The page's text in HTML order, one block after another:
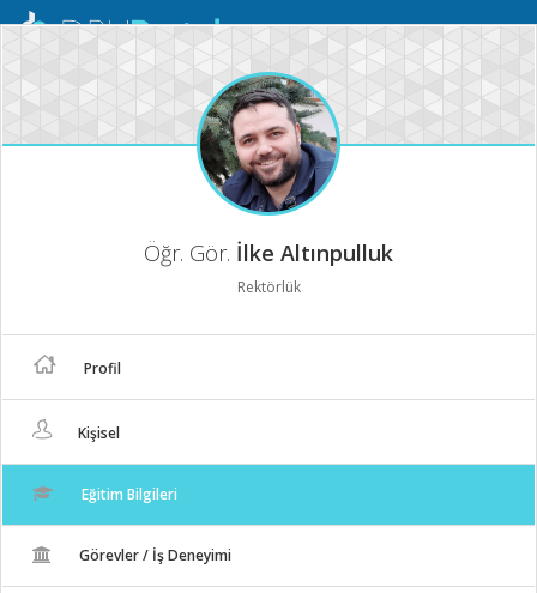
Mobil
Öğr. Gör. İlke Altınpulluk
Rektörlük
Profil
Kişisel
Eğitim Bilgileri
Görevler / İş Deneyimi